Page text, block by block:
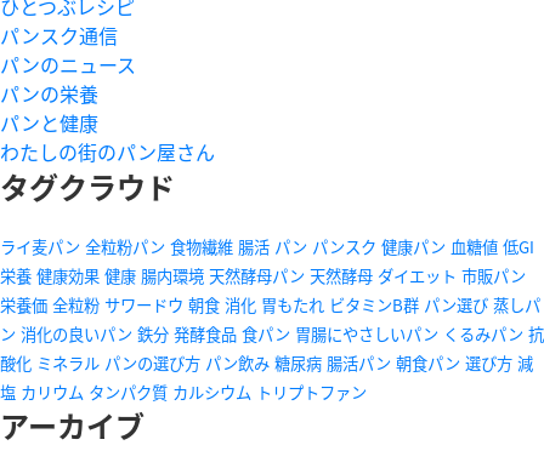
ひとつぶレシピ
パンスク通信
パンのニュース
パンの栄養
パンと健康
わたしの街のパン屋さん
タグクラウド
ライ麦パン 全粒粉パン 食物繊維 腸活 パン パンスク 健康パン 血糖値 低GI
栄養 健康効果 健康 腸内環境 天然酵母パン 天然酵母 ダイエット 市販パン
栄養価 全粒粉 サワードウ 朝食 消化 胃もたれ ビタミンB群 パン選び 蒸しパ
ン 消化の良いパン 鉄分 発酵食品 食パン 胃腸にやさしいパン くるみパン 抗
酸化 ミネラル パンの選び方 パン飲み 糖尿病 腸活パン 朝食パン 選び方 減
塩 カリウム タンパク質 カルシウム トリプトファン
アーカイブ